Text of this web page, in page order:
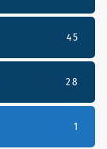
45
28
1